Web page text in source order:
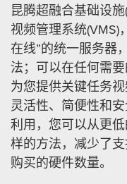
昆腾超融合基础设
视频管理系统(VMS)
在线”的统一服务器
法；可以在任何需
为您提供关键任务
灵活性、简便性和
利用，您可以从更
样的方法，减少了
购买的硬件数量。